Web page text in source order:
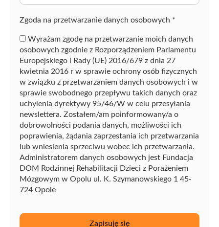
Zgoda na przetwarzanie danych osobowych *
Wyrażam zgodę na przetwarzanie moich danych
osobowych zgodnie z Rozporządzeniem Parlamentu
Europejskiego i Rady (UE) 2016/679 z dnia 27
kwietnia 2016 r w sprawie ochrony osób fizycznych
w związku z przetwarzaniem danych osobowych i w
sprawie swobodnego przepływu takich danych oraz
uchylenia dyrektywy 95/46/W w celu przesyłania
newslettera. Zostałem/am poinformowany/a o
dobrowolności podania danych, możliwości ich
poprawienia, żądania zaprzestania ich przetwarzania
lub wniesienia sprzeciwu wobec ich przetwarzania.
Administratorem danych osobowych jest Fundacja
DOM Rodzinnej Rehabilitacji Dzieci z Porażeniem
Mózgowym w Opolu ul. K. Szymanowskiego 1 45-
724 Opole